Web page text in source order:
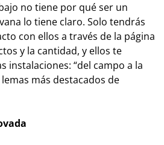
no tiene por qué ser un
lo tiene claro. Solo tendrás
con ellos a través de la página
y la cantidad, y ellos te
instalaciones: “del campo a la
más destacados de